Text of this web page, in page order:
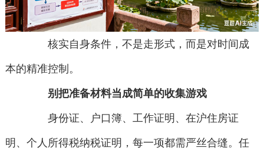
核实自身条件，不是走形式，而是对时间成
本的精准控制。
别把准备材料当成简单的收集游戏
身份证、户口簿、工作证明、在沪住房证
明、个人所得税纳税证明，每一项都需严丝合缝。任